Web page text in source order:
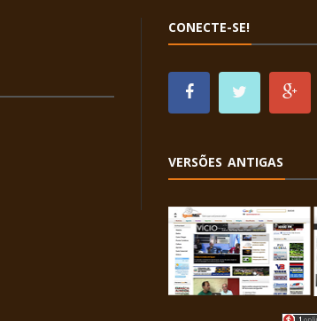
CONECTE-SE!
VERSÕES ANTIGAS